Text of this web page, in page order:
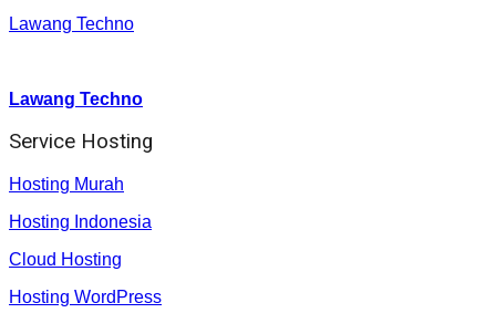
Lawang Techno
Lawang Techno
Service Hosting
Hosting Murah
Hosting Indonesia
Cloud Hosting
Hosting WordPress